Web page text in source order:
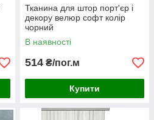
Тканина для штор порт'єр і
декору велюр софт колір
чорний
В наявності
514 ₴/пог.м
Купити